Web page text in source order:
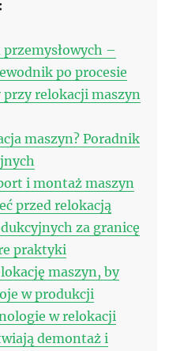
–
po procesie
przy relokacji maszyn
maszyn? Poradnik
i montaż maszyn
przed relokacją
za granicę
praktyki
maszyn, by
w produkcji
w relokacji
demontaż i